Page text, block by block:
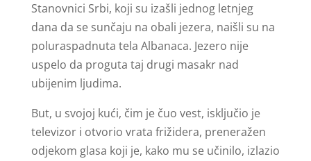
Stanovnici Srbi, koji su izašli jednog letnjeg
dana da se sunčaju na obali jezera, naišli su na
poluraspadnuta tela Albanaca. Jezero nije
uspelo da proguta taj drugi masakr nad
ubijenim ljudima.
But, u svojoj kući, čim je čuo vest, isključio je
televizor i otvorio vrata frižidera, preneražen
odjekom glasa koji je, kako mu se učinilo, izlazio